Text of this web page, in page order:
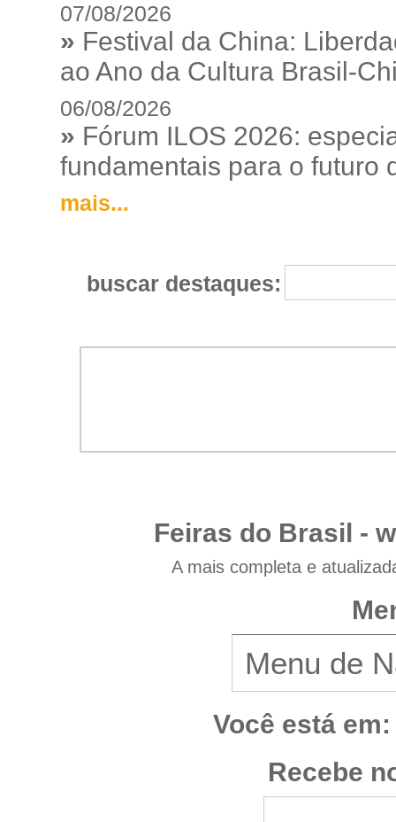
07/08/2026
» Festival da China:
ao Ano da Cultura Brasil-
06/08/2026
» Fórum ILOS 2026:
fundamentais para o futuro
mais...
buscar destaques:
Feiras do Brasil -
A mais completa e
Você está em:
Recebe